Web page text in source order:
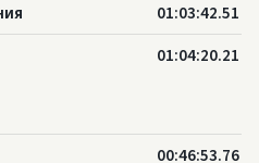
01:03:42.51
01:04:20.21
00:46:53.76